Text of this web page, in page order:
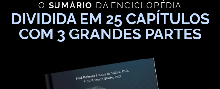
O SUMÁRIO DA ENCICLOPÉDIA
DIVIDIDA EM 25 CAPÍTULOS
COM 3 GRANDES PARTES